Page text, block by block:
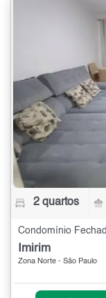
2 quartos
Condomínio
Imirim
Zona Norte - São Paulo